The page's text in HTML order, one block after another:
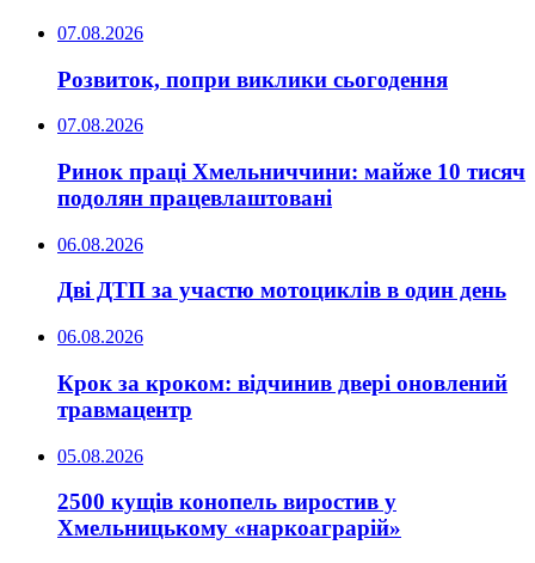
07.08.2026
Розвиток, попри виклики сьогодення
07.08.2026
Ринок праці Хмельниччини: майже 10 тисяч
подолян працевлаштовані
06.08.2026
Дві ДТП за участю мотоциклів в один день
06.08.2026
Крок за кроком: відчинив двері оновлений
травмацентр
05.08.2026
2500 кущів конопель виростив у
Хмельницькому «наркоаграрій»